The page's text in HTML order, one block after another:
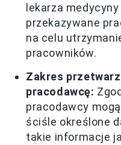
lekarza
przekazywane
na celu
pracowników.
Zakres
pracodawcę:
pracodawcy
ściśle określone
takie informacje